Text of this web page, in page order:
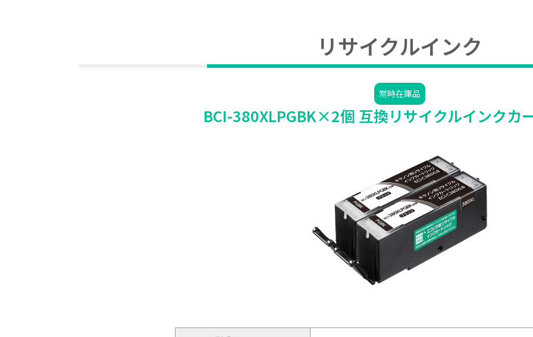
リサイクルインク
常時在庫品
BCI-380XLPGBK×2個 互換リサイクルインクカ